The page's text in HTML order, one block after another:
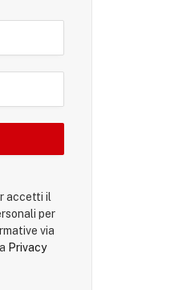
accetti il
per
via
Privacy